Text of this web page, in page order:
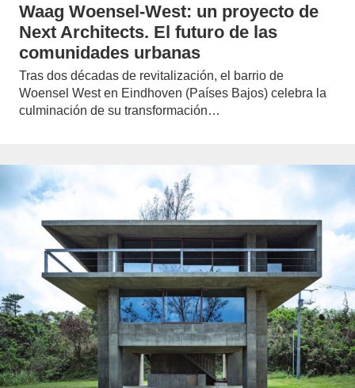
Waag Woensel-West: un proyecto de
Next Architects. El futuro de las
comunidades urbanas
Tras dos décadas de revitalización, el barrio de
Woensel West en Eindhoven (Países Bajos) celebra la
culminación de su transformación…